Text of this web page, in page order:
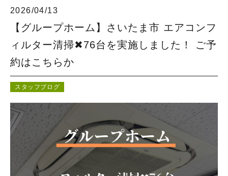
2026/04/13
【グループホーム】さいたま市 エアコンフ
ィルター清掃✖︎76台を実施しました！ ご予
約はこちらか
スタッフブログ